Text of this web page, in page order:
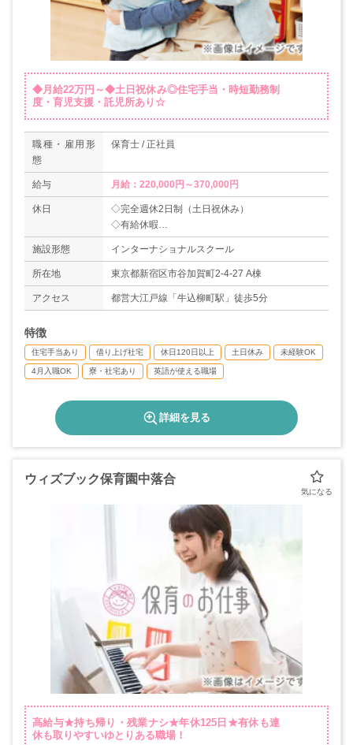
◆月給22万円～◆土日祝休み◎住宅手当・時短勤務制
度・育児支援・託児所あり☆
職種・雇用形
態
保育士 / 正社員
給与 月給：220,000円～370,000円
休日
◇完全週休2日制（土日祝休み）
◇有給休暇
◇年末年始休暇（12/30～1/3）
◇育児・介護・看護休暇（男女問わず育休取得実
績あり）
＊年間休日数121日
～お子様の行事、親御さんの介護などによる
施設形態 インターナショナルスクール
所在地 東京都新宿区市谷加賀町2-4-27 A棟
アクセス 都営大江戸線「牛込柳町駅」徒歩5分
特徴
住宅手当あり 借り上げ社宅 休日120日以上 土日休み 未経験OK
4月入職OK 寮・社宅あり 英語が使える職場
詳細を見る
ウィズブック保育園中落合
高給与★持ち帰り・残業ナシ★年休125日★有休も連
休も取りやすいゆとりある職場！